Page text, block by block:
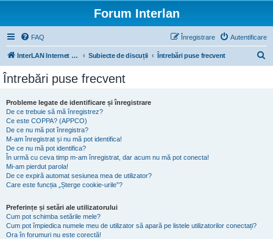
Forum Interlan
FAQ Autentificare
Înregistrare
InterLAN Internet Exchange Subiecte de discuții Întrebări puse frecvent
Întrebări puse frecvent
Probleme legate de identificare și înregistrare
De ce trebuie să mă înregistrez?
Ce este COPPA? (APPCO)
De ce nu mă pot înregistra?
M-am înregistrat și nu mă pot identifica!
De ce nu mă pot identifica?
În urmă cu ceva timp m-am înregistrat, dar acum nu mă pot conecta!
Mi-am pierdut parola!
De ce expiră automat sesiunea mea de utilizator?
Care este funcția „Șterge cookie-urile”?
Preferințe și setări ale utilizatorului
Cum pot schimba setările mele?
Cum pot împiedica numele meu de utilizator să apară pe listele utilizatorilor conectați?
Ora în forumuri nu este corectă!